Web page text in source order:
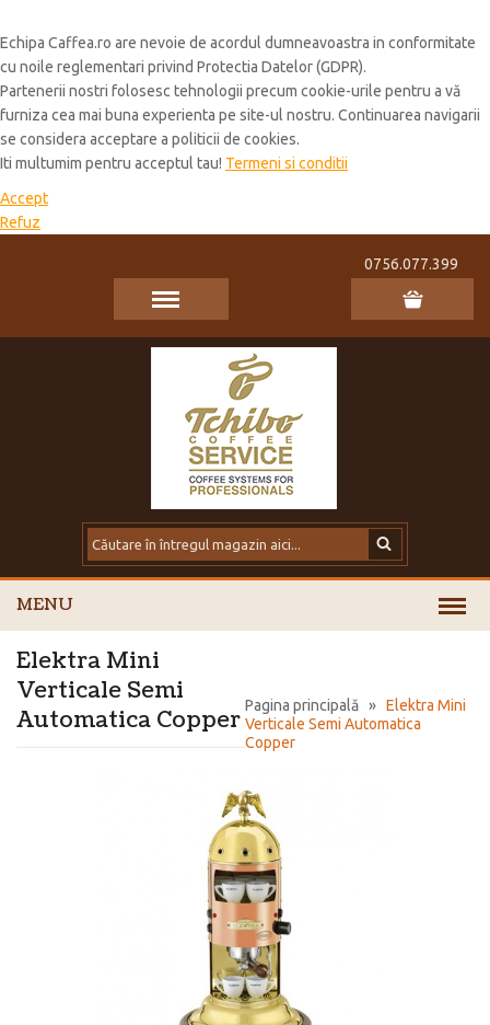
Echipa Caffea.ro are nevoie de acordul dumneavoastra in conformitate
cu noile reglementari privind Protectia Datelor (GDPR).
Partenerii nostri folosesc tehnologii precum cookie-urile pentru a vă
furniza cea mai buna experienta pe site-ul nostru. Continuarea navigarii
se considera acceptare a politicii de cookies.
Iti multumim pentru acceptul tau! Termeni si conditii
Accept
Refuz
0756.077.399
MENU
Pagina principală » Elektra Mini
Verticale Semi Automatica
Copper
Elektra Mini
Verticale Semi
Automatica Copper